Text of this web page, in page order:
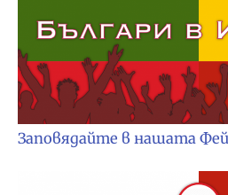
Заповядайте в нашата